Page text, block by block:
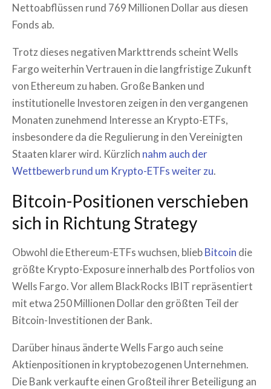
Nettoabflüssen rund 769 Millionen Dollar aus diesen
Fonds ab.
Trotz dieses negativen Markttrends scheint Wells
Fargo weiterhin Vertrauen in die langfristige Zukunft
von Ethereum zu haben. Große Banken und
institutionelle Investoren zeigen in den vergangenen
Monaten zunehmend Interesse an Krypto-ETFs,
insbesondere da die Regulierung in den Vereinigten
Staaten klarer wird. Kürzlich nahm auch der
Wettbewerb rund um Krypto-ETFs weiter zu.
Bitcoin-Positionen verschieben
sich in Richtung Strategy
Obwohl die Ethereum-ETFs wuchsen, bliebBitcoin die
größte Krypto-Exposure innerhalb des Portfolios von
Wells Fargo. Vor allem BlackRocks IBIT repräsentiert
mit etwa 250 Millionen Dollar den größten Teil der
Bitcoin-Investitionen der Bank.
Darüber hinaus änderte Wells Fargo auch seine
Aktienpositionen in kryptobezogenen Unternehmen.
Die Bank verkaufte einen Großteil ihrer Beteiligung an